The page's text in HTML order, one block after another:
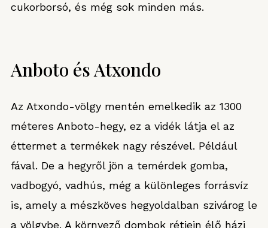
cukorborsó, és még sok minden más.
Anboto és Atxondo
Az Atxondo-völgy mentén emelkedik az 1300
méteres Anboto-hegy, ez a vidék látja el az
éttermet a termékek nagy részével. Például
fával. De a hegyről jön a temérdek gomba,
vadbogyó, vadhús, még a különleges forrásvíz
is, amely a mészköves hegyoldalban szivárog le
a völgybe. A környező dombok rétjein élő házi